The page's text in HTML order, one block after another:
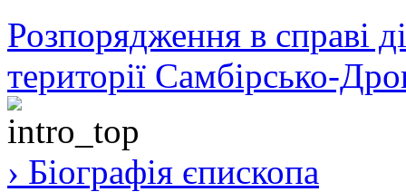
Розпорядження в справі
території Самбірсько-
› Біографія єпископа